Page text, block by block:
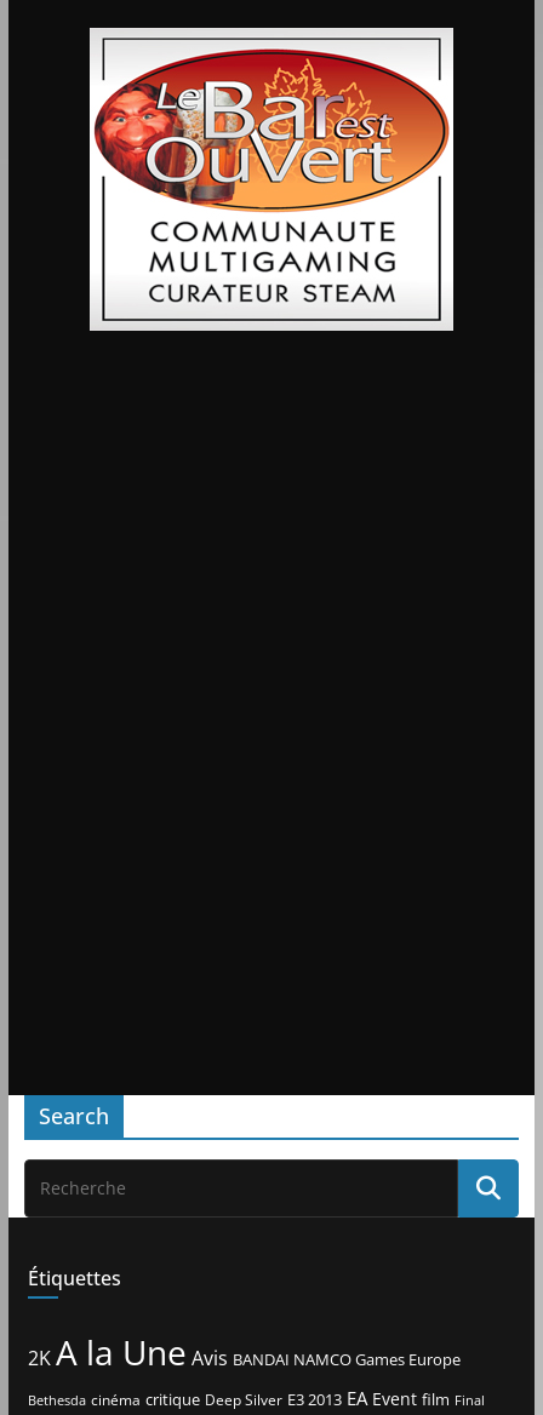
Search
Étiquettes
2KA la Une Avis BANDAI NAMCO Games Europe
Bethesda cinéma critique Deep Silver E3 2013 EA Event film Final